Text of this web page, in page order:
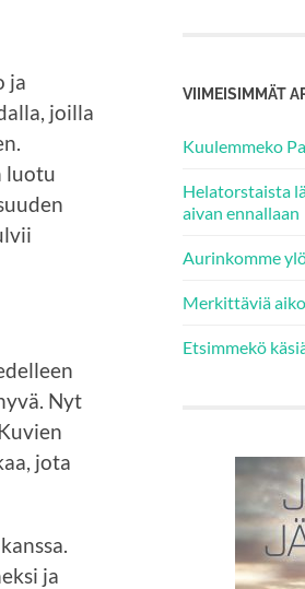
ja
joilla
luotu
Nyt
jota
ja
VIIMEISIMMÄT
Kuulemmeko
Helatorstaista
aivan ennallaan
Aurinkomme
Merkittäviä
Etsimmekö